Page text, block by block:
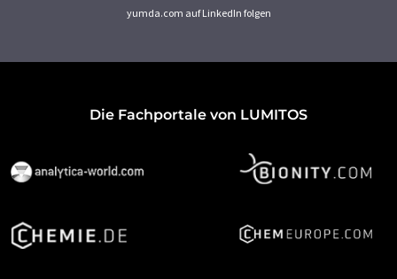
yumda.com auf LinkedIn folgen
Die Fachportale von LUMITOS